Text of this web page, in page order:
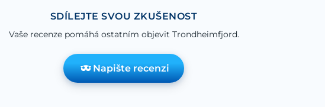
SDÍLEJTE SVOU ZKUŠENOST
Vaše recenze pomáhá ostatním objevit Trondheimfjord.
Napište recenzi